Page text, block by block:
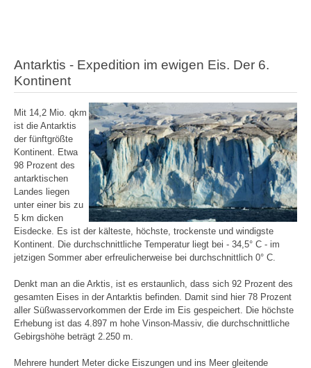
Antarktis - Expedition im ewigen Eis. Der 6.
Kontinent
Mit 14,2 Mio. qkm
ist die Antarktis
der fünftgrößte
Kontinent. Etwa
98 Prozent des
antarktischen
Landes liegen
unter einer bis zu
5 km dicken
Eisdecke. Es ist der kälteste, höchste, trockenste und windigste
Kontinent. Die durchschnittliche Temperatur liegt bei - 34,5° C - im
jetzigen Sommer aber erfreulicherweise bei durchschnittlich 0° C.
Denkt man an die Arktis, ist es erstaunlich, dass sich 92 Prozent des
gesamten Eises in der Antarktis befinden. Damit sind hier 78 Prozent
aller Süßwasservorkommen der Erde im Eis gespeichert. Die höchste
Erhebung ist das 4.897 m hohe Vinson-Massiv, die durchschnittliche
Gebirgshöhe beträgt 2.250 m.
Mehrere hundert Meter dicke Eiszungen und ins Meer gleitende